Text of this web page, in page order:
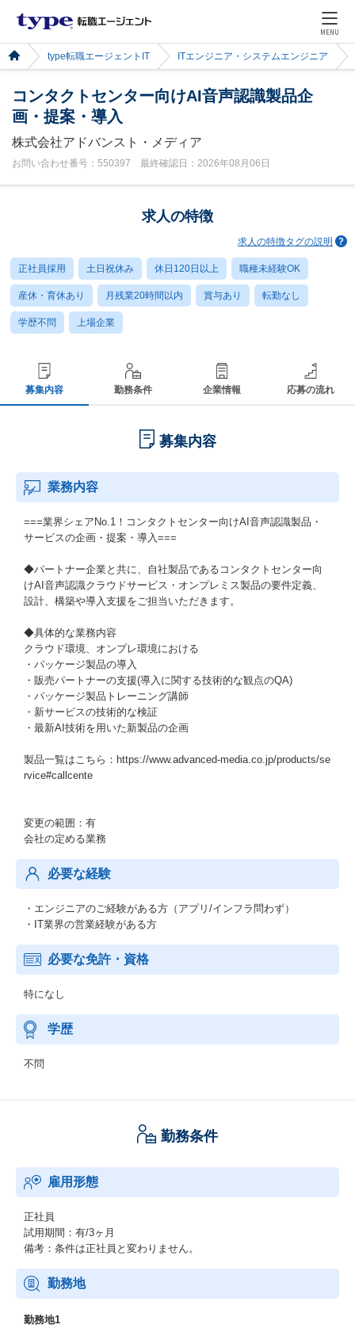
MENU
type転職エージェントIT ITエンジニア・システムエンジニア
コンタクトセンター向けAI音声認識製品企
画・提案・導入
株式会社アドバンスト・メディア
お問い合わせ番号：550397 最終確認日：2026年08月06日
求人の特徴
求人の特徴タグの説明
正社員採用 土日祝休み 休日120日以上 職種未経験OK
産休・育休あり 月残業20時間以内 賞与あり 転勤なし
学歴不問 上場企業
募集内容 勤務条件 企業情報 応募の流れ
募集内容
業務内容
===業界シェアNo.1！コンタクトセンター向けAI音声認識製品・
サービスの企画・提案・導入===
◆パートナー企業と共に、自社製品であるコンタクトセンター向
けAI音声認識クラウドサービス・オンプレミス製品の要件定義、
設計、構築や導入支援をご担当いただきます。
◆具体的な業務内容
クラウド環境、オンプレ環境における
・パッケージ製品の導入
・販売パートナーの支援(導入に関する技術的な観点のQA)
・パッケージ製品トレーニング講師
・新サービスの技術的な検証
・最新AI技術を用いた新製品の企画
製品一覧はこちら：https://www.advanced-media.co.jp/products/se
rvice#callcente
変更の範囲：有
会社の定める業務
必要な経験
・エンジニアのご経験がある方（アプリ/インフラ問わず）
・IT業界の営業経験がある方
必要な免許・資格
特になし
学歴
不問
勤務条件
雇用形態
正社員
試用期間：有/3ヶ月
備考：条件は正社員と変わりません。
勤務地
勤務地1